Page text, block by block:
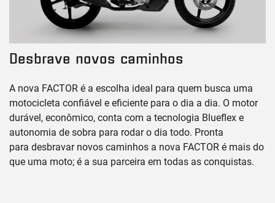
Desbrave novos caminhos
A nova FACTOR é a escolha ideal para quem busca uma
motocicleta confiável e eficiente para o dia a dia. O motor
durável, econômico, conta com a tecnologia Blueflex e
autonomia de sobra para rodar o dia todo. Pronta
para desbravar novos caminhos a nova FACTOR é mais do
que uma moto; é a sua parceira em todas as conquistas.